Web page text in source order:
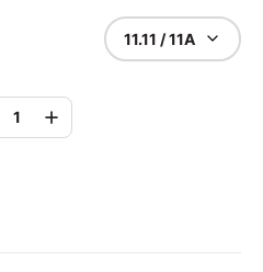
11.11 / 11A
1